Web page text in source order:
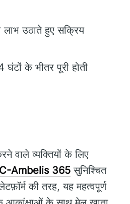
उठाते हुए सक्रिय
के भीतर पूरी होती
वाले व्यक्तियों के लिए
Ambelis 365 सुनिश्चित
की तरह, यह महत्वपूर्ण